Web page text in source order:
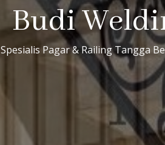
Budi
Spesialis Pagar & Railing Tangga